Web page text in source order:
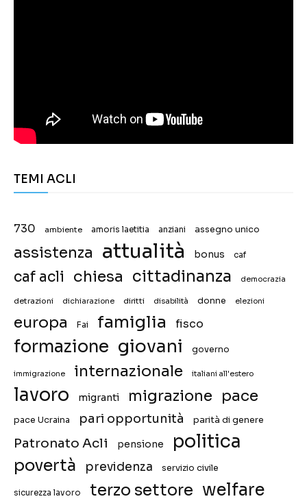
TEMI ACLI
730 ambiente amoris laetitia anziani assegno unico
assistenza attualità bonus caf
caf acli chiesa cittadinanza democrazia
detrazioni dichiarazione diritti disabilità donne elezioni
europa Fai famiglia fisco
formazione giovani governo
immigrazione internazionale italiani all'estero
lavoro migranti migrazione pace
pace Ucraina pari opportunità parità di genere
Patronato Acli pensione politica
povertà previdenza servizio civile
sicurezza lavoro terzo settore welfare